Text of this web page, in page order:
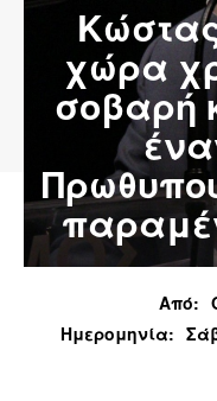
χώρα
σοβαρή
Από:
Ημερομηνία: